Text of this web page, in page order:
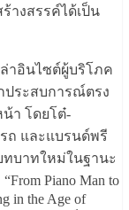
างสรรค์ได้เป็น
ล่าอินไซต์ผู้บริโภค
ประสบการณ์ตรง
า โดยโต๋-
ถ และแบรนด์พรี
ทบาทใหม่ในฐานะ
Piano Man to
in the Age of